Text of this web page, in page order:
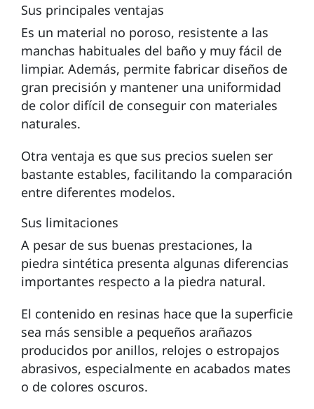
Sus principales ventajas
Es un material no poroso, resistente a las
manchas habituales del baño y muy fácil de
limpiar. Además, permite fabricar diseños de
gran precisión y mantener una uniformidad
de color difícil de conseguir con materiales
naturales.
Otra ventaja es que sus precios suelen ser
bastante estables, facilitando la comparación
entre diferentes modelos.
Sus limitaciones
A pesar de sus buenas prestaciones, la
piedra sintética presenta algunas diferencias
importantes respecto a la piedra natural.
El contenido en resinas hace que la superficie
sea más sensible a pequeños arañazos
producidos por anillos, relojes o estropajos
abrasivos, especialmente en acabados mates
o de colores oscuros.